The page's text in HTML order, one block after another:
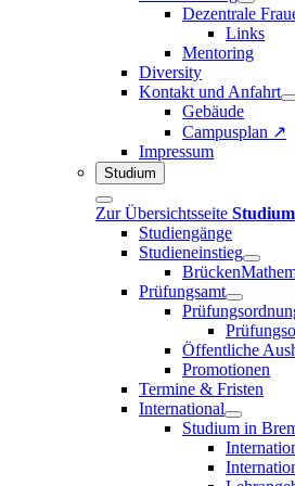
Dezentrale
Links
Mentoring
Diversity
Kontakt und Anfahrt
Gebäude
Campusplan ↗
Impressum
Studium
Zur Übersichtsseite Studium
Studiengänge
Studieneinstieg
Prüfungsamt
Öffentliche
Promotionen
Termine & Fristen
International
Studium in